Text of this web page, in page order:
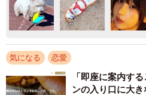
気になる 恋愛
「即座に案内す
ンの入り口に大